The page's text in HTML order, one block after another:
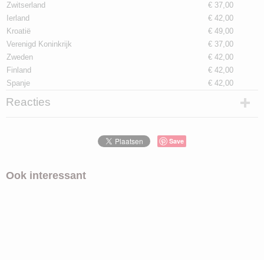
Zwitserland
€ 37,00
Ierland
€ 42,00
Kroatië
€ 49,00
Verenigd Koninkrijk
€ 37,00
Zweden
€ 42,00
Finland
€ 42,00
Spanje
€ 42,00
Reacties
Save
Ook interessant